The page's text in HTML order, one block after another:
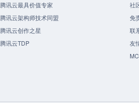
腾讯云最具价值专家
腾讯云架构师技术同盟
腾讯云创作之星
腾讯云TDP
社
免
联
友